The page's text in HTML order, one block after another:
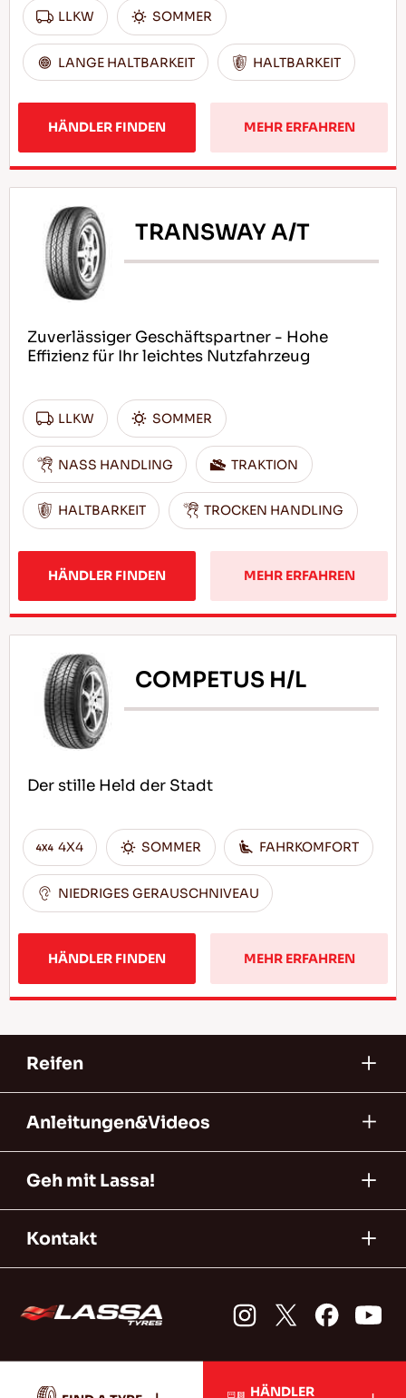
LLKW SOMMER
LANGE HALTBARKEIT HALTBARKEIT
HÄNDLER FINDEN MEHR ERFAHREN
TRANSWAY A/T
Zuverlässiger Geschäftspartner - Hohe
Effizienz für Ihr leichtes Nutzfahrzeug
LLKW SOMMER
NASS HANDLING TRAKTION
HALTBARKEIT TROCKEN HANDLING
HÄNDLER FINDEN MEHR ERFAHREN
COMPETUS H/L
Der stille Held der Stadt
4X4 SOMMER FAHRKOMFORT
NIEDRIGES GERAUSCHNIVEAU
HÄNDLER FINDEN MEHR ERFAHREN
Reifen
Anleitungen&Videos
Geh mit Lassa!
Kontakt
HÄNDLER